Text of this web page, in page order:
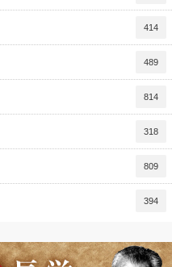
414
489
814
318
809
394